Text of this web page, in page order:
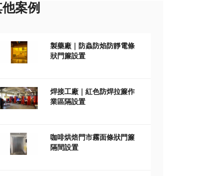
案例
製藥廠｜防蟲防焰防靜電條
狀門簾設置
焊接工廠｜紅色防焊拉簾作
業區隔設置
咖啡烘焙門市霧面條狀門簾
隔間設置